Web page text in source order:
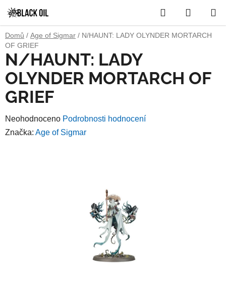
na
obsah
Hledat
KOŠÍK
Domů / Age of Sigmar / N/HAUNT: LADY OLYNDER MORTARCH
OF GRIEF
N/HAUNT: LADY
OLYNDER MORTARCH OF
GRIEF
Průměrné
hodnocení
Neohodnoceno Podrobnosti hodnocení
Značka: Age of Sigmar